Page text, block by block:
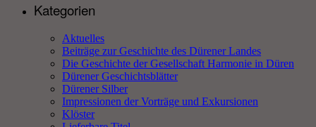
Kategorien
Aktuelles
Beiträge zur Geschichte des Dürener Landes
Die Geschichte der Gesellschaft Harmonie in Düren
Dürener Geschichtsblätter
Dürener Silber
Impressionen der Vorträge und Exkursionen
Klöster